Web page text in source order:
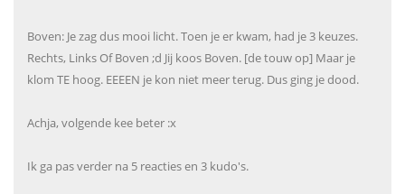
Boven: Je zag dus mooi licht. Toen je er kwam, had je 3 keuzes.
Rechts, Links Of Boven ;d Jij koos Boven. [de touw op] Maar je
klom TE hoog. EEEEN je kon niet meer terug. Dus ging je dood.
Achja, volgende kee beter :x
Ik ga pas verder na 5 reacties en 3 kudo's.